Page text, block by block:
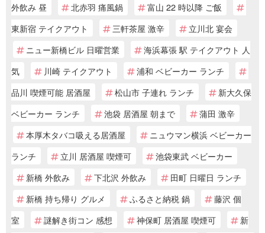
外飲み 昼
北赤羽 痛風鍋
富山 22 時以降 ご飯
東新宿 テイクアウト
三軒茶屋 激辛
立川北 宴会
ニュー新橋ビル 日曜営業
海浜幕張 駅 テイクアウト 人
気
川崎 テイクアウト
浦和 ベビーカー ランチ
品川 喫煙可能 居酒屋
松山市 子連れ ランチ
新大久保
ベビーカー ランチ
池袋 居酒屋 朝まで
蒲田 激辛
本厚木タバコ吸える居酒屋
ニュウマン横浜 ベビーカー
ランチ
立川 居酒屋 喫煙可
池袋東武 ベビーカー
新橋 外飲み
下北沢 外飲み
田町 日曜日 ランチ
新橋 持ち帰り グルメ
ふるさと納税 鍋
藤沢 個
室
謎解き街コン 感想 神保町 居酒屋 喫煙可 新